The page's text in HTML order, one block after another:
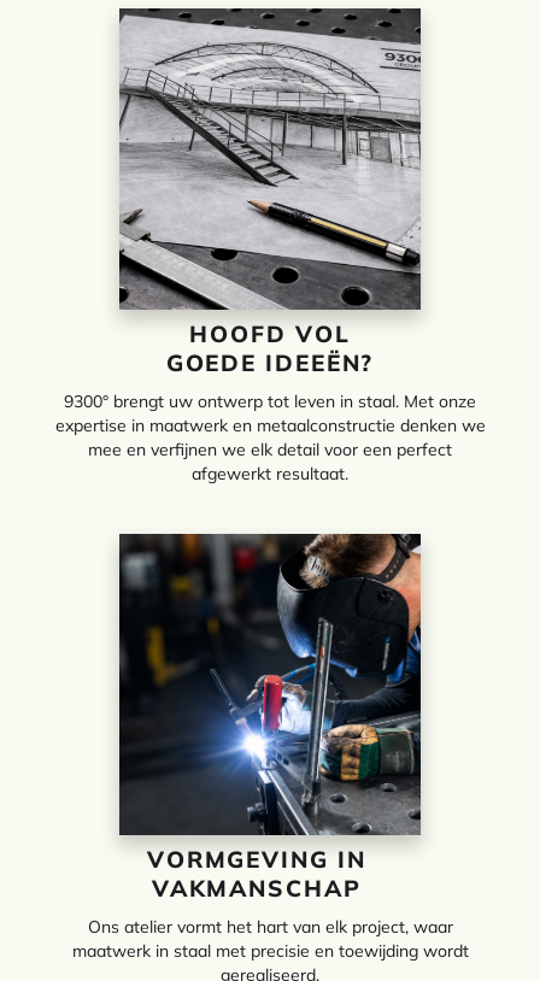
HOOFD VOL
GOEDE IDEEËN?
9300° brengt uw ontwerp tot leven in staal. Met onze
expertise in maatwerk en metaalconstructie denken we
mee en verfijnen we elk detail voor een perfect
afgewerkt resultaat.
VORMGEVING IN
VAKMANSCHAP
Ons atelier vormt het hart van elk project, waar
maatwerk in staal met precisie en toewijding wordt
gerealiseerd.